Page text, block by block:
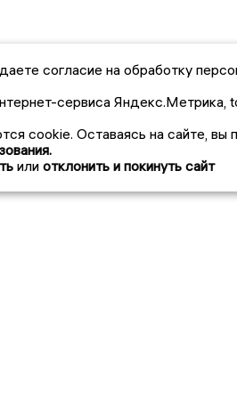
согласие на обработку
сервиса Яндекс.Метрика,
cookie. Оставаясь на сайте, вы
или отклонить и покинуть сайт